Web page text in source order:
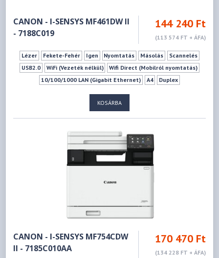
CANON - I-SENSYS MF461DW II
- 7188C019
144 240 Ft
(113 574 FT + ÁFA)
Lézer Fekete-Fehér Igen Nyomtatás Másolás
Scannelés
USB2.0
WiFi (Vezeték nélkül)
Wifi Direct (Mobilról nyomtatás)
10/100/1000 LAN (Gigabit Ethernet)
A4 Duplex
KOSÁRBA
CANON - I-SENSYS MF754CDW
II - 7185C010AA
170 470 Ft
(134 228 FT + ÁFA)